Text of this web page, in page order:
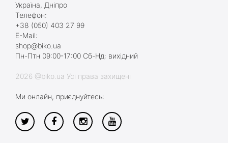
Україна, Дніпро
Телефон:
+38 (050) 403 27 99
E-Mail:
shop@biko.ua
Пн-Птн 09:00-17:00 Сб-Нд: вихідний
2026 @biko.ua Усі права захищені
Ми онлайн, приєднуйтесь: